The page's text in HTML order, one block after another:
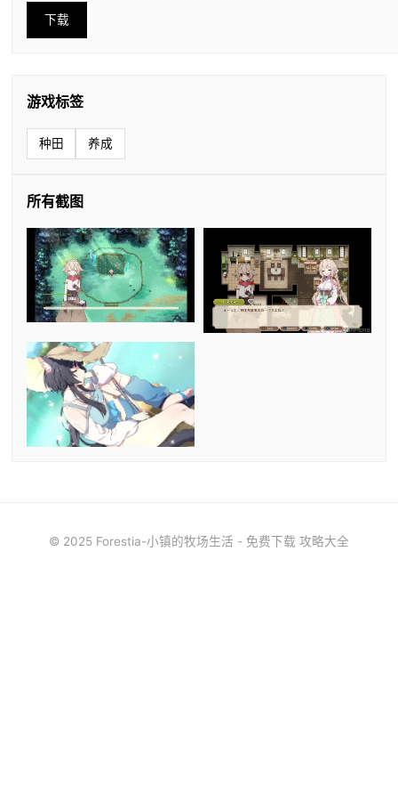
下载
游戏标签
种田 养成
所有截图
© 2025 Forestia-小镇的牧场生活 - 免费下载 攻略大全